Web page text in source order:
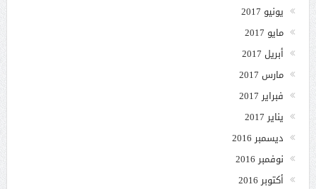
يونيو 2017
مايو 2017
أبريل 2017
مارس 2017
فبراير 2017
يناير 2017
ديسمبر 2016
نوفمبر 2016
أكتوبر 2016